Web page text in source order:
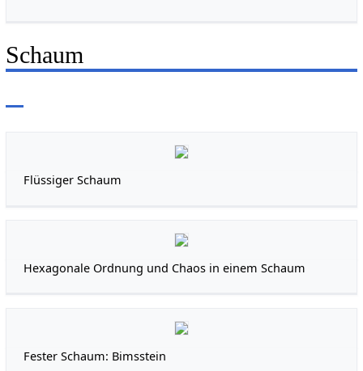
Schaum
Flüssiger Schaum
Hexagonale Ordnung und Chaos in einem Schaum
Fester Schaum: Bimsstein